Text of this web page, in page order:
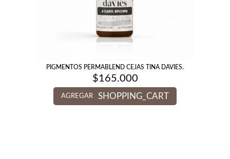
PIGMENTOS PERMABLEND CEJAS TINA DAVIES.
$165.000
AGREGAR SHOPPING_CART